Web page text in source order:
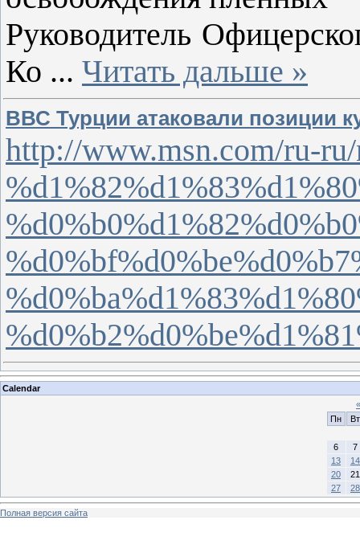
Руководитель
Ко ... Читать дальше »
ВВС Турции атаковали позиции
http://www.msn.com/ru-
Calendar
«
Пн
Вт
6
7
13
14
20
21
27
28
Полная версия сайта